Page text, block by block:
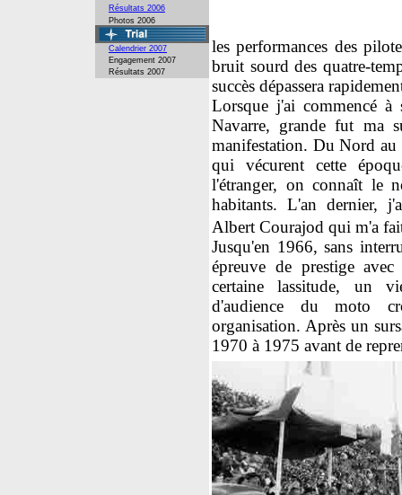
Résultats 2006
Photos 2006
Calendrier 2007
Engagement 2007
Résultats 2007
les performances des
bruit sourd des quatre-
succès dépassera
Lorsque j'ai commencé
Navarre, grande fut ma
manifestation. Du Nord au
qui vécurent cette
l'étranger, on connaît le
habitants. L'an dernier,
Albert Courajod qui m'a
Jusqu'en 1966, sans
épreuve de prestige
certaine lassitude, un
d'audience du moto
organisation. Après un
1970 à 1975 avant de